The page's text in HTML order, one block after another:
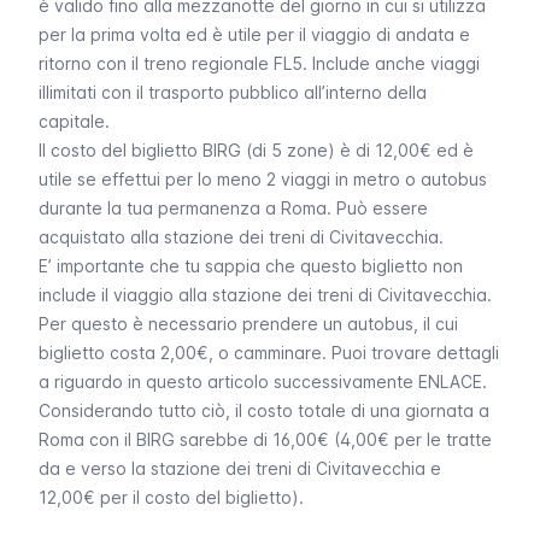
è valido fino alla mezzanotte del giorno in cui si utilizza
per la prima volta ed è utile per il viaggio di andata e
ritorno con il treno regionale FL5. Include anche viaggi
illimitati con il trasporto pubblico all’interno della
capitale.
Il costo del biglietto BIRG (di 5 zone) è di 12,00€ ed è
utile se effettui per lo meno 2 viaggi in metro o autobus
durante la tua permanenza a Roma. Può essere
acquistato alla stazione dei treni di Civitavecchia.
E’ importante che tu sappia che questo biglietto non
include il viaggio alla stazione dei treni di Civitavecchia.
Per questo è necessario prendere un autobus, il cui
biglietto costa 2,00€, o camminare. Puoi trovare dettagli
a riguardo in questo articolo successivamente ENLACE.
Considerando tutto ciò, il costo totale di una giornata a
Roma con il BIRG sarebbe di 16,00€ (4,00€ per le tratte
da e verso la stazione dei treni di Civitavecchia e
12,00€ per il costo del biglietto).